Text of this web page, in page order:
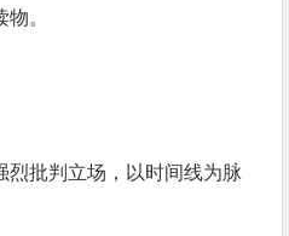
。
烈批判立场，以时间线为脉